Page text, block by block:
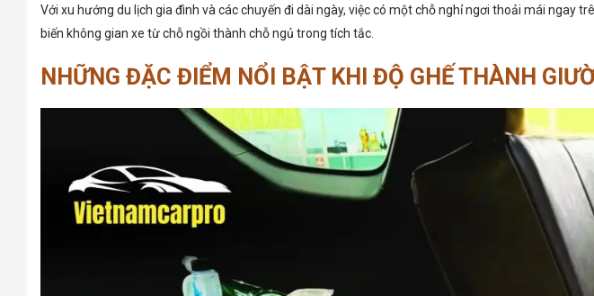
Với xu hướng du lịch gia đình và các chuyến đi dài ngày, việc có một chỗ nghỉ ngơi thoải mái
biến không gian xe từ chỗ ngồi thành chỗ ngủ trong tích tắc.
NHỮNG ĐẶC ĐIỂM NỔI BẬT KHI ĐỘ GHẾ THÀNH